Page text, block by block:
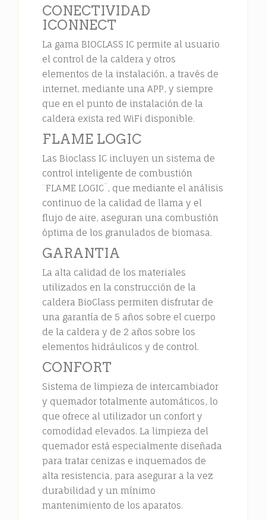
CONECTIVIDAD
ICONNECT
La gama BIOCLASS IC permite al usuario
el control de la caldera y otros
elementos de la instalación, a través de
internet, mediante una APP, y siempre
que en el punto de instalación de la
caldera exista red WiFi disponible.
FLAME LOGIC
Las Bioclass IC incluyen un sistema de
control inteligente de combustión
¨FLAME LOGIC¨, que mediante el análisis
continuo de la calidad de llama y el
flujo de aire, aseguran una combustión
óptima de los granulados de biomasa.
GARANTIA
La alta calidad de los materiales
utilizados en la construcción de la
caldera BioClass permiten disfrutar de
una garantía de 5 años sobre el cuerpo
de la caldera y de 2 años sobre los
elementos hidráulicos y de control.
CONFORT
Sistema de limpieza de intercambiador
y quemador totalmente automáticos, lo
que ofrece al utilizador un confort y
comodidad elevados. La limpieza del
quemador está especialmente diseñada
para tratar cenizas e inquemados de
alta resistencia, para asegurar a la vez
durabilidad y un mínimo
mantenimiento de los aparatos.